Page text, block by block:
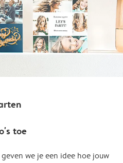
toe
we je een idee hoe jouw